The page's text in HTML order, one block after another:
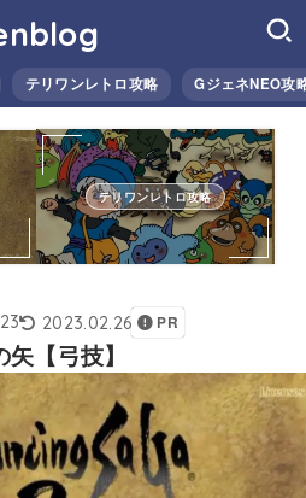
テリワンレトロ攻略 GジェネNEO攻
テリワンレトロ攻略
2023.02.26 PR
【弓技】